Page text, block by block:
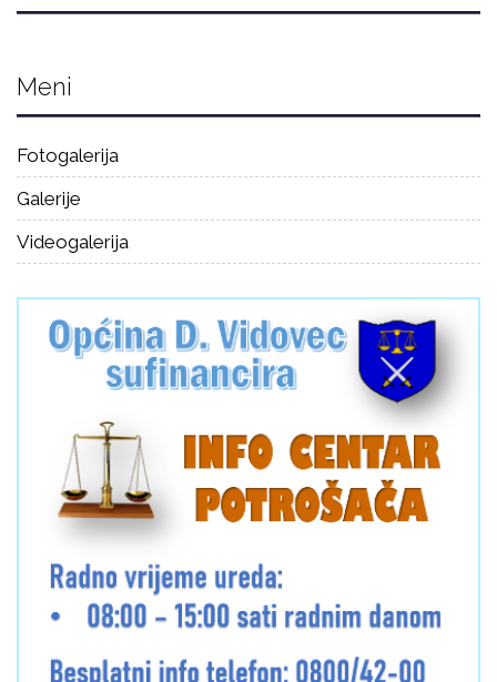
Meni
Fotogalerija
Galerije
Videogalerija